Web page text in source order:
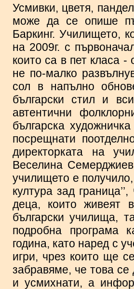
Усмивки, цветя,
може да се опише
Баркинг. Училището,
на 2009г. с
които са в пет класа
не по-малко
сол в напълно
български стил и
автентични
българска
посрещнати
директорката на
Веселина
училището е
култура зад
деца, които живеят
български училища,
подробна програма
година, като наред с
игри, чрез които ще
забравяме, че това
и усмихнати, а